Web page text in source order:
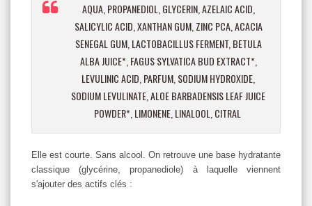
AQUA, PROPANEDIOL, GLYCERIN, AZELAIC ACID,
SALICYLIC ACID, XANTHAN GUM, ZINC PCA, ACACIA
SENEGAL GUM, LACTOBACILLUS FERMENT, BETULA
ALBA JUICE*, FAGUS SYLVATICA BUD EXTRACT*,
LEVULINIC ACID, PARFUM, SODIUM HYDROXIDE,
SODIUM LEVULINATE, ALOE BARBADENSIS LEAF JUICE
POWDER*, LIMONENE, LINALOOL, CITRAL
Elle est courte. Sans alcool. On retrouve une base hydratante
classique (glycérine, propanediole) à laquelle viennent
s'ajouter des actifs clés :